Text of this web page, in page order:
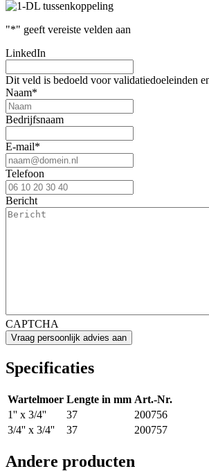
"*" geeft vereiste velden aan
LinkedIn
Dit veld is bedoeld voor validatiedoeleinden
Naam*
Bedrijfsnaam
E-mail*
Telefoon
Bericht
CAPTCHA
Specificaties
Wartelmoer Lengte in mm Art.-Nr.
1'' x 3/4''
37
200756
3/4'' x 3/4''
37 200757
Andere producten